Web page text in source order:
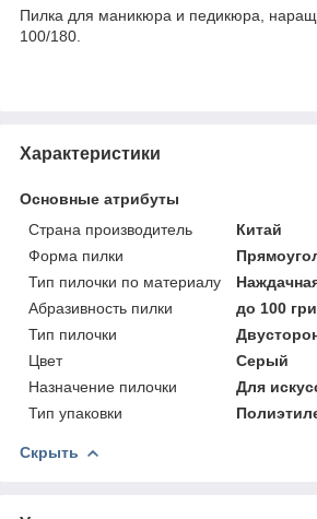
Пилка для маникюра и педикюра,
100/180.
Характеристики
Основные атрибуты
Страна производитель
Китай
Форма пилки
Тип пилочки по материалу
Абразивность пилки
до 100
Тип пилочки
Цвет
Серый
Назначение пилочки
Для
Тип упаковки
Скрыть